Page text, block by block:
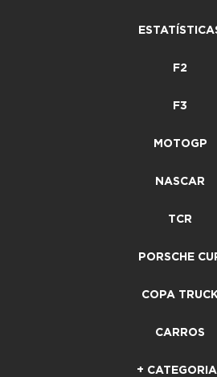
F2
F3
MOTOGP
NASCAR
TCR
PORSCHE
COPA
CARROS
+